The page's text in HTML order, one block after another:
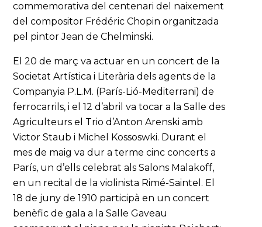
commemorativa del centenari del naixement
del compositor Frédéric Chopin organitzada
pel pintor Jean de Chelminski.
El 20 de març va actuar en un concert de la
Societat Artística i Literària dels agents de la
Companyia P.L.M. (París-Lió-Mediterrani) de
ferrocarrils, i el 12 d’abril va tocar a la Salle des
Agriculteurs el Trio d’Anton Arenski amb
Victor Staub i Michel Kossoswki. Durant el
mes de maig va dur a terme cinc concerts a
París, un d’ells celebrat als Salons Malakoff,
en un recital de la violinista Rimé-Saintel. El
18 de juny de 1910 participà en un concert
benèfic de gala a la Salle Gaveau